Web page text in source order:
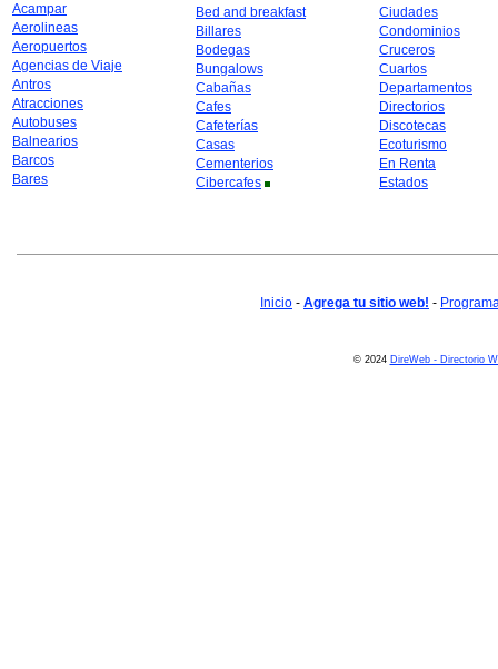
Acampar
Aerolineas
Aeropuertos
Agencias de Viaje
Antros
Atracciones
Autobuses
Balnearios
Barcos
Bares
Bed and breakfast
Billares
Bodegas
Bungalows
Cabañas
Cafes
Cafeterías
Casas
Cementerios
Cibercafes
Ciudades
Condominios
Cruceros
Cuartos
Departamentos
Directorios
Discotecas
Ecoturismo
En Renta
Estados
Inicio - Agrega tu sitio web! -
© 2024 DireWeb - Directorio